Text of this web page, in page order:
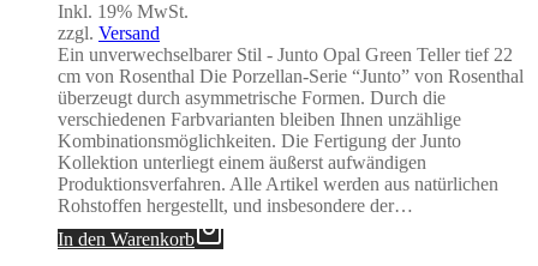
Inkl. 19% MwSt.
zzgl. Versand
Ein unverwechselbarer Stil - Junto Opal Green Teller tief 22
cm von Rosenthal Die Porzellan-Serie “Junto” von Rosenthal
überzeugt durch asymmetrische Formen. Durch die
verschiedenen Farbvarianten bleiben Ihnen unzählige
Kombinationsmöglichkeiten. Die Fertigung der Junto
Kollektion unterliegt einem äußerst aufwändigen
Produktionsverfahren. Alle Artikel werden aus natürlichen
Rohstoffen hergestellt, und insbesondere der…
In den Warenkorb